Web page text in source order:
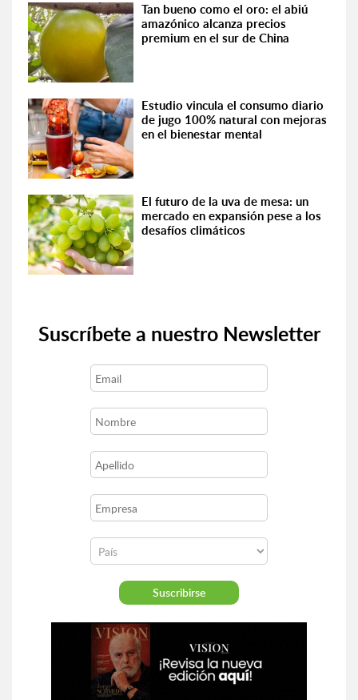
Tan bueno como el oro: el abiú
amazónico alcanza precios
premium en el sur de China
Estudio vincula el consumo diario
de jugo 100% natural con mejoras
en el bienestar mental
El futuro de la uva de mesa: un
mercado en expansión pese a los
desafíos climáticos
Suscríbete a nuestro Newsletter